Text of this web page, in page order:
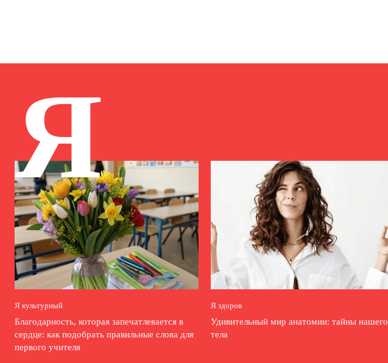
Я
Я культурный
Благодарность, которая запечатлевается в
сердце: как подобрать правильные слова для
первого учителя
Я здоров
Удивительный мир анатомии: тайны нашего
тела